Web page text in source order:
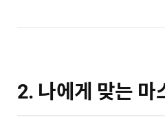
2. 나에게 맞는 마